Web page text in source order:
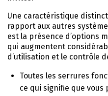
Une caractéristique
rapport aux autres
est la présence d’options
qui augmentent
d’utilisation et le contrôle
Toutes les serrures
ce qui signifie que